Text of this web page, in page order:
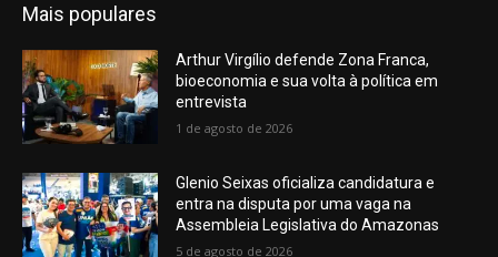
Mais populares
Arthur Virgílio defende Zona Franca,
bioeconomia e sua volta à política em
entrevista
1 de agosto de 2026
Glenio Seixas oficializa candidatura e
entra na disputa por uma vaga na
Assembleia Legislativa do Amazonas
5 de agosto de 2026